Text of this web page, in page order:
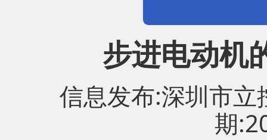
步进电动机
信息发布:深圳市
期